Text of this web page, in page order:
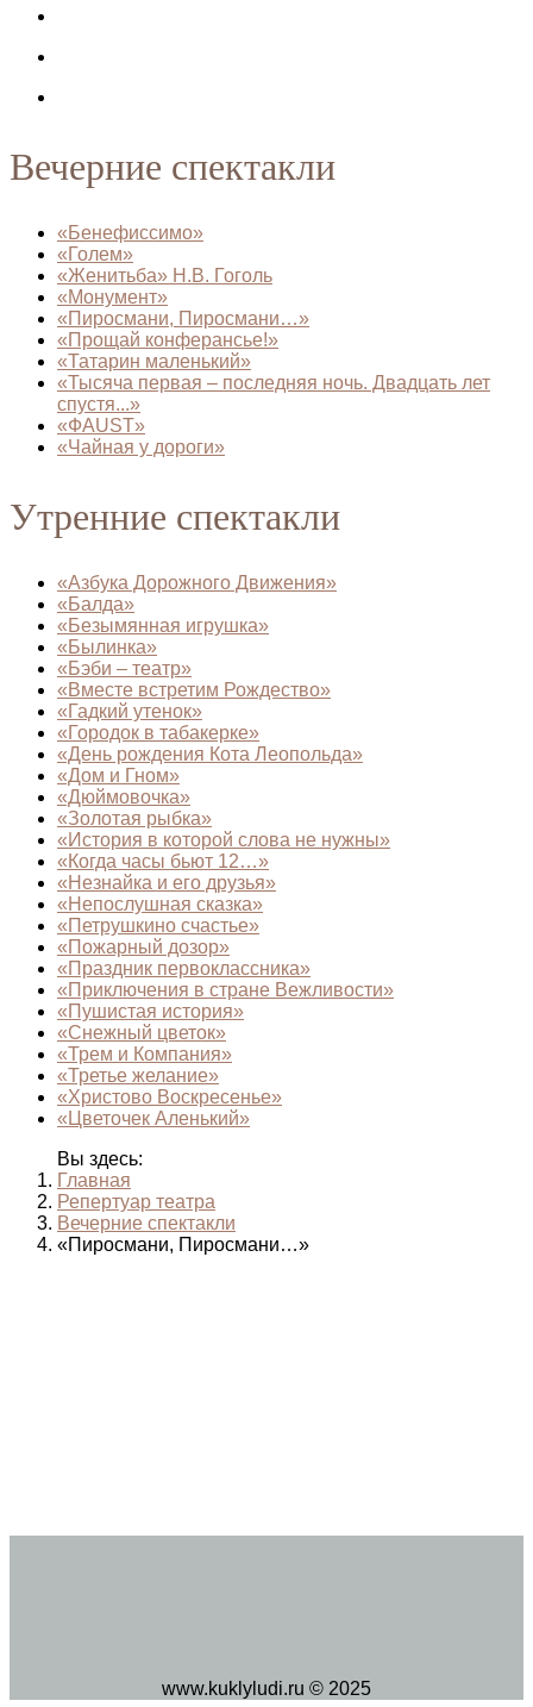
Вечерние спектакли
«Бенефиссимо»
«Голем»
«Женитьба» Н.В. Гоголь
«Монумент»
«Пиросмани, Пиросмани…»
«Прощай конферансье!»
«Татарин маленький»
«Тысяча первая – последняя ночь. Двадцать лет
спустя...»
«ФAUST»
«Чайная у дороги»
Утренние спектакли
«Азбука Дорожного Движения»
«Балда»
«Безымянная игрушка»
«Былинка»
«Бэби – театр»
«Вместе встретим Рождество»
«Гадкий утенок»
«Городок в табакерке»
«День рождения Кота Леопольда»
«Дом и Гном»
«Дюймовочка»
«Золотая рыбка»
«История в которой слова не нужны»
«Когда часы бьют 12…»
«Незнайка и его друзья»
«Непослушная сказка»
«Петрушкино счастье»
«Пожарный дозор»
«Праздник первоклассника»
«Приключения в стране Вежливости»
«Пушистая история»
«Снежный цветок»
«Трем и Компания»
«Третье желание»
«Христово Воскресенье»
«Цветочек Аленький»
Вы здесь:
Главная
Репертуар театра
Вечерние спектакли
«Пиросмани, Пиросмани…»
www.kuklyludi.ru © 2025